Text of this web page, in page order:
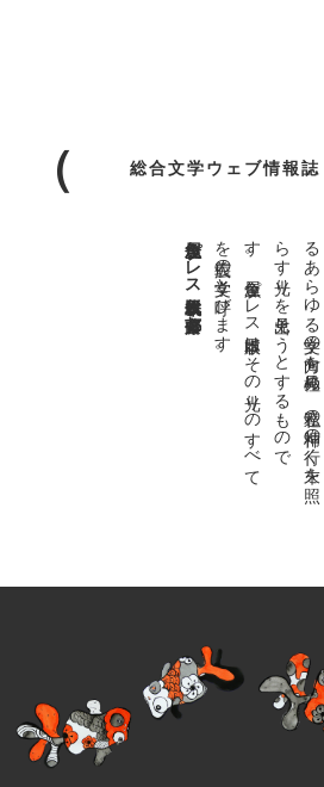
総合文学ウェブ情報
。
金魚屋プレス日本版代表 齋藤都